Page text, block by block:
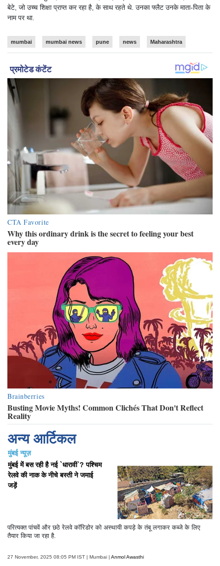
बेटे, जो उच्च शिक्षा प्राप्त कर रहा है, के साथ रहते थे. उनका फ्लैट उनके माता-पिता के
नाम पर था.
mumbai mumbai news pune news Maharashtra
अन्य आर्टिकल
मुंबई न्यूज़
मुंबई में बस रही है नई `धारावी`? पश्चिम
रेलवे की नाक के नीचे बस्ती ने जमाई
जड़ें
परित्यक्त पांचवें और छठे रेलवे कॉरिडोर को अस्थायी कपड़े के तंबू लगाकर कब्जे के लिए
तैयार किया जा रहा है.
27 November, 2025 08:05 PM IST | Mumbai | Anmol Awasthi